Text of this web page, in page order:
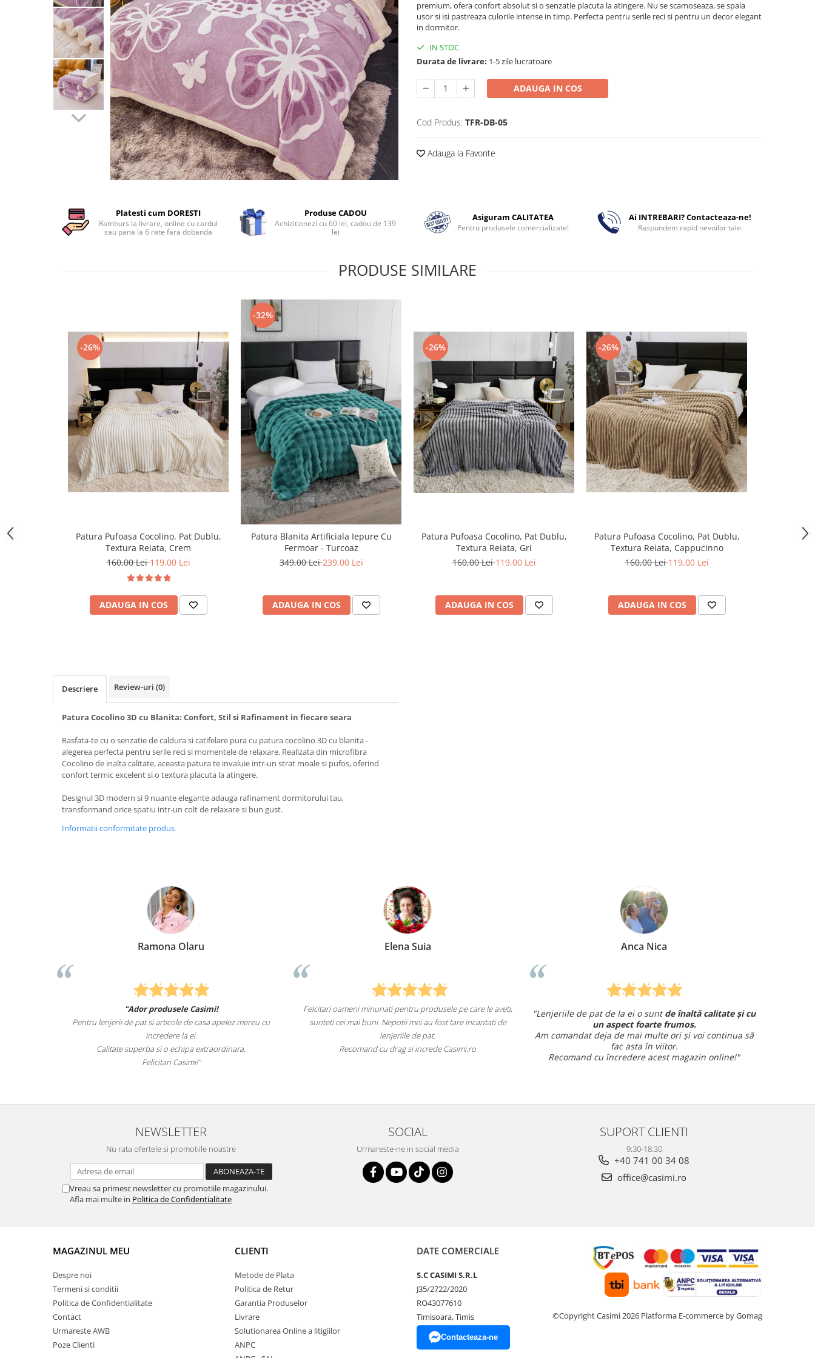
Cearceaf cu elastic
Cearceaf normal
Lenjerii De Pat Creponate
Lenjerii De Pat Bumbac Poplin 2
Lenjerii De Pat Bumbac Poplin,
Matlasate, 2 Persoane
Lenjerii De Pat Bumbac Satinat 2
Lenjerii De Pat, Finet Premium 3D,
Lenjerii De Pat Catifea
Lenjerii De Pat Cocolino
Set Lenjerie De Pat, 7 Piese, Cu
Pilota / Cuvertura Inclusa
Set Lenjerie De Pat Jacquard Regal,
11 Piese, Cuvertura Inclusa
Lenjerii Damasc Egiptean King Size
Lenjerii De Pat, Finet Premium, 1
Lenjerii De Pat Damasc 1 Persoana
Lenjerii De Pat, Imprimeu 3D, 1
Facebook
premium, ofera confort absolut si o senzatie placuta la atingere. Nu se scamoseaza, se spala
usor si isi pastreaza culorile intense in timp. Perfecta pentru serile reci si pentru un decor elegant
in dormitor.
IN STOC
Durata de livrare: 1-5 zile lucratoare
ADAUGA IN COS
Cod Produs: TFR-DB-05
Adauga la Favorite
Platesti cum DORESTI
Ramburs la livrare, online cu cardul
sau pana la 6 rate fara dobanda
Produse CADOU
Achizitionezi cu 60 lei, cadou de 139
lei
Asiguram CALITATEA
Pentru produsele comercializate!
Ai INTREBARI? Contacteaza-ne!
Raspundem rapid nevoilor tale.
PRODUSE SIMILARE
-26%
Patura Pufoasa Cocolino, Pat Dublu,
Textura Reiata, Crem
160,00 Lei119,00 Lei
ADAUGA IN COS
-32%
Patura Blanita Artificiala Iepure Cu
Fermoar - Turcoaz
349,00 Lei239,00 Lei
ADAUGA IN COS
-26%
Patura Pufoasa Cocolino, Pat Dublu,
Textura Reiata, Gri
160,00 Lei119,00 Lei
ADAUGA IN COS
-26%
Patura Pufoasa Cocolino, Pat Dublu,
Textura Reiata, Cappucinno
160,00 Lei119,00 Lei
ADAUGA IN COS
Patura
Descriere Review-uri (0)
Patura Cocolino 3D cu Blanita: Confort, Stil si Rafinament in fiecare seara
Rasfata-te cu o senzatie de caldura si catifelare pura cu patura cocolino 3D cu blanita -
alegerea perfecta pentru serile reci si momentele de relaxare. Realizata din microfibra
Cocolino de inalta calitate, aceasta patura te invaluie intr-un strat moale si pufos, oferind
confort termic excelent si o textura placuta la atingere.
Designul 3D modern si 9 nuante elegante adauga rafinament dormitorului tau,
transformand orice spatiu intr-un colt de relaxare si bun gust.
Informatii conformitate produs
"Ador produsele Casimi!
lenjerii de pat si articole de casa apelez mereu cu
Calitate superba si o echipa extraordinara.
Felcitari oameni minunati pentru produsele pe care le aveti,
sunteti cei mai buni. Nepotii mei au fost tare incantati de
Recomand cu drag si increde Casimi.ro
"Lenjeriile de pat de la ei o suntde înaltă calitate și cu
un aspect foarte frumos.
Am comandat deja de mai multe ori și voi continua să
Recomand cu încredere acest magazin online!"
Am comandat o
și am avut o întrebare și
NEWSLETTER
Nu rata ofertele si promotiile noastre
Vreau sa primesc newsletter cu promotiile magazinului.
Afla mai multe in Politica de Confidentialitate
SOCIAL
Urmareste-ne in social media
SUPORT CLIENTI
9:30-18:30
+40 741 00 34 08
office@casimi.ro
MAGAZINUL MEU
Despre noi
Termeni si conditii
Politica de Confidentialitate
Contact
Urmareste AWB
Poze Clienti
CLIENTI
Metode de Plata
Politica de Retur
Garantia Produselor
Livrare
Solutionarea Online a litigiilor
ANPC
DATE COMERCIALE
S.C CASIMI S.R.L
J35/2722/2020
RO43077610
Timisoara, Timis
Contacteaza-ne
©Copyright Casimi 2026 Platforma E-commerce by Gomag